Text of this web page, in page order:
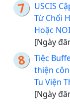
USCIS
Từ Chối
Hoặc
[Ngày
Tiệc
thiện
Tu Viện
[Ngày